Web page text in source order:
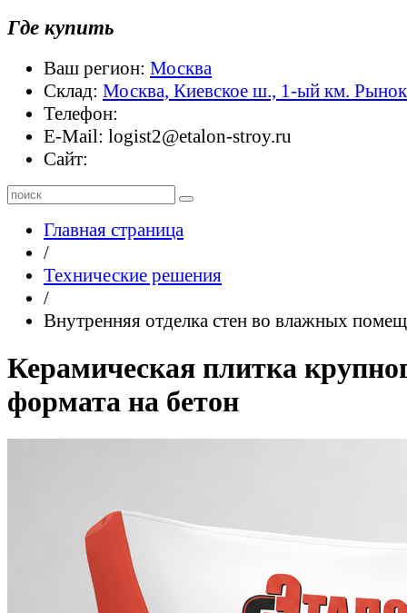
Где купить
Ваш регион: Москва
Склад: Москва, Киевское ш., 1-ый км.
Телефон:
E-Mail: logist2@etalon-stroy.ru
Сайт:
Главная страница
/
Технические решения
/
Внутренняя отделка стен во влажных
Керамическая плитка
формата на бетон